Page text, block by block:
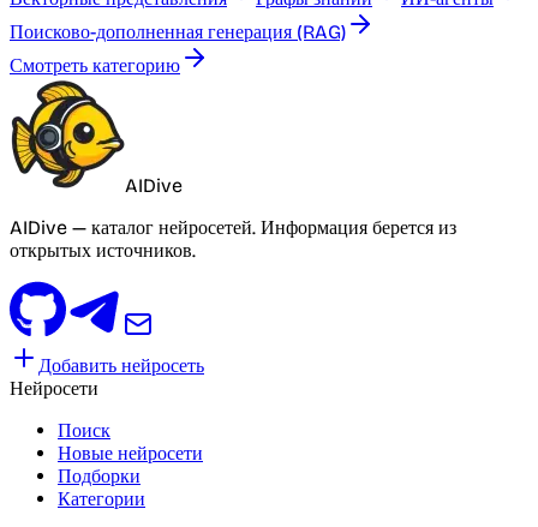
Поисково-дополненная генерация (RAG)
Смотреть категорию
AIDive
AIDive — каталог нейросетей. Информация берется из
открытых источников.
Добавить нейросеть
Нейросети
Поиск
Новые нейросети
Подборки
Категории